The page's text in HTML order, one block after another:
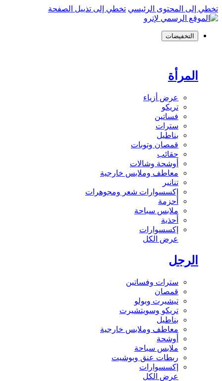
تخطي إلى المحتوى الرئيسي تخطي إلى تذييل الصفحة
التخفيضات
المرأة
عرض أزياء
تريكو
فساتين
سترات
بناطيل
قمصان وتوبات
حقائب
أوشحة وشالات
معاطف وملابس خارجية
تنانير
إكسسوارات شعر ومجوهرات
أحزمة
ملابس سباحة
أحذية
إكسسوارات
عرض الكل
الرجل
سترات وفساتين
قمصان
تيشيرت وبولو
تريكو وسويتشيرت
بناطيل
معاطف وملابس خارجية
أوشحة
ملابس سباحة
ربطات عنق وبوشيت
إكسسوارات
عرض الكل